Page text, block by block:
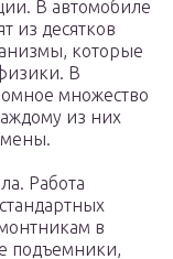
В автомобиле
из десятков
которые
В
множество
из них
Работа
в
подъемники,